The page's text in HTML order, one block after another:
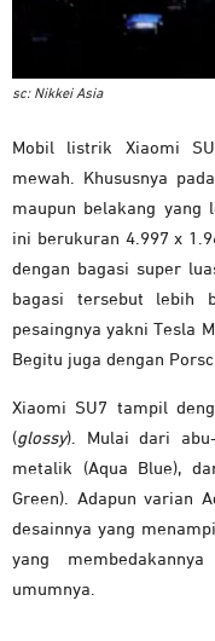
sc: Nikkei Asia
Mobil listrik Xiaomi
mewah. Khususnya
maupun belakang yang
ini berukuran 4.997 x
dengan bagasi super
bagasi tersebut lebih
pesaingnya yakni Tesla
Begitu juga dengan
Xiaomi SU7 tampil
(glossy). Mulai dari
metalik (Aqua Blue),
Green). Adapun varian
desainnya yang
yang
umumnya.